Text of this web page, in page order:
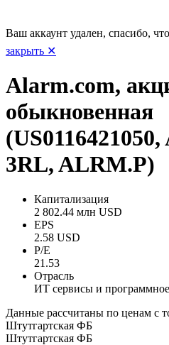
Ваш аккаунт удален, спасибо,
закрыть ✕
Alarm.com,
обыкновенная
3RL, ALRM.P)
Капитализация
2 802.44 млн USD
EPS
2.58 USD
P/E
21.53
Отрасль
ИТ сервисы и
Данные рассчитаны по ценам с
Штутгартская ФБ
Штутгартская ФБ